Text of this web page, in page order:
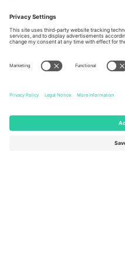
Germany
Berlin, Germany
United States
131 Continental Dr, Suite 305,
Newark, Delaware 19713, United